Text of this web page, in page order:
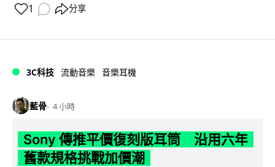
1 分享
3C科技 流動音樂 音樂耳機
藍骨 4 小時
Sony 傳推平價復刻版耳筒 沿用六年
舊款規格挑戰加價潮